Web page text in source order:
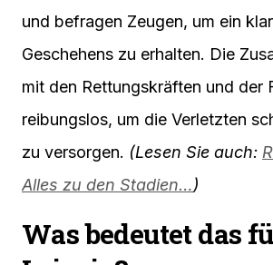
und befragen Zeugen, um ein
Geschehens zu erhalten. Die
mit den Rettungskräften und der
reibungslos, um die Verletzten
zu versorgen. (Lesen Sie auch:
Alles zu den Stadien…)
Was bedeutet das